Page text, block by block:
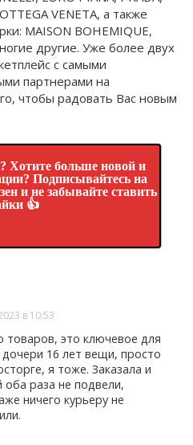
VENETA, а также
MAISON BOHEMIQUE,
другие. Уже более двух
с самыми
партнерами на
чтобы радовать Вас новым
Хотите больше новой и
Подписывайтесь на
и не забывайте ставить
👍
в 10:53
товаров, это ключевое для
16 лет вещи, просто
я тоже. Заказала и
оба раза не подвели,
ничего курьеру не